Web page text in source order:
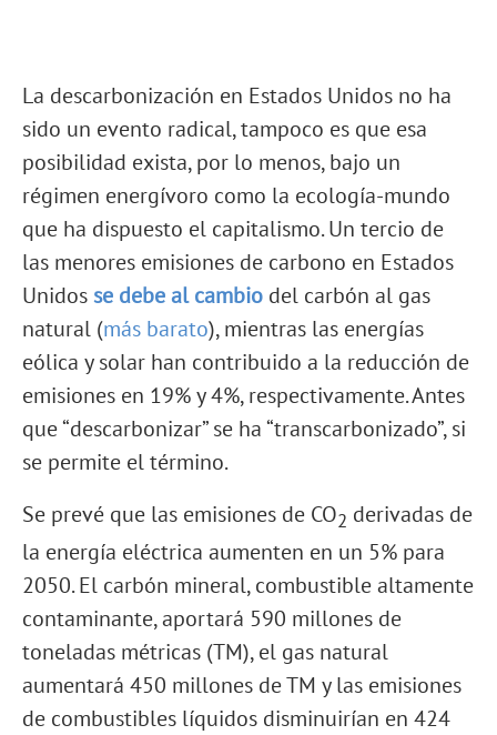
La descarbonización en Estados Unidos no ha
sido un evento radical, tampoco es que esa
posibilidad exista, por lo menos, bajo un
régimen energívoro como la ecología-mundo
que ha dispuesto el capitalismo. Un tercio de
las menores emisiones de carbono en Estados
Unidosse debe al cambio del carbón al gas
natural (más barato), mientras las energías
eólica y solar han contribuido a la reducción de
emisiones en 19% y 4%, respectivamente. Antes
que “descarbonizar” se ha “transcarbonizado”, si
se permite el término.
Se prevé que las emisiones de CO2 derivadas de
la energía eléctrica aumenten en un 5% para
2050. El carbón mineral, combustible altamente
contaminante, aportará 590 millones de
toneladas métricas (TM), el gas natural
aumentará 450 millones de TM y las emisiones
de combustibles líquidos disminuirían en 424